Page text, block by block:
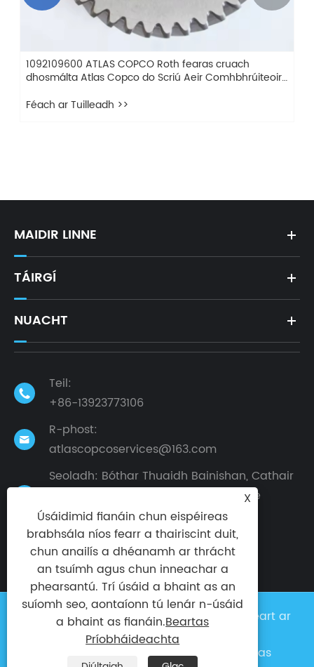
1624117200 ATLAS COPCO Bunaidh Diff. Tomhsaire brú
le haghaidh comhbhrúiteoir scriú insteallta ola
Féach ar Tuilleadh >>
MAIDIR LINNE
TÁIRGÍ
NUACHT

Teil:
+86-13923773106

R-phost:
atlascopcoservices@163.com
Seoladh: Bóthar Thuaidh Bainishan, Cathair
Dalingshan, Cathair Dongguan, Cúige
Guangdong, an tSín
Cóipcheart © 2024 Taike Factory Gach ceart ar
cosaint
RSS | XML
Beartas
X
Úsáidimid fianáin chun eispéireas
brabhsála níos fearr a thairiscint duit,
chun anailís a dhéanamh ar thrácht
an tsuímh agus chun inneachar a
phearsantú. Trí úsáid a bhaint as an
suíomh seo, aontaíonn tú lenár n-úsáid
a bhaint as fianáin.Beartas
Príobháideachta